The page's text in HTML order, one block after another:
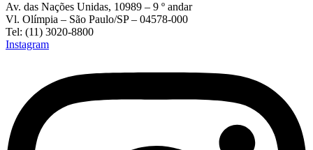
Av. das Nações Unidas, 10989 – 9 º andar
Vl. Olímpia – São Paulo/SP – 04578-000
Tel: (11) 3020-8800
Instagram